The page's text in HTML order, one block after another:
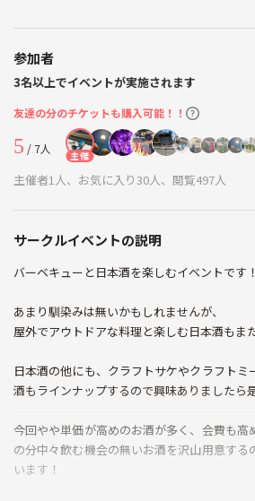
参加者
3名以上でイベントが実施されます
友達の分のチケットも購入可能！！
5 / 7人 主催
主催者1人、お気に入り30人、閲覧497人
サークルイベントの説明
バーベキューと日本酒を楽しむイベントです！
あまり馴染みは無いかもしれませんが、
屋外でアウトドアな料理と楽しむ日本酒もま
日本酒の他にも、クラフトサケやクラフトミ
酒もラインナップするので興味ありましたら
今回やや単価が高めのお酒が多く、会費も高
の分中々飲む機会の無いお酒を沢山用意する
います！